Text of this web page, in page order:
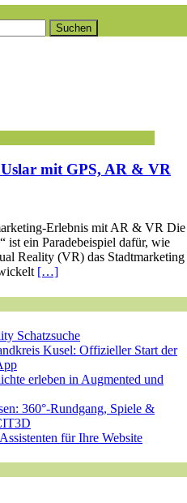
mit GPS, AR & VR
Erlebnis mit AR & VR Die
ist ein Paradebeispiel dafür, wie
Reality (VR) das Stadtmarketing
[…]
Schatzsuche
Kusel: Offizieller Start der
erleben in Augmented und
360°-Rundgang, Spiele &
für Ihre Website